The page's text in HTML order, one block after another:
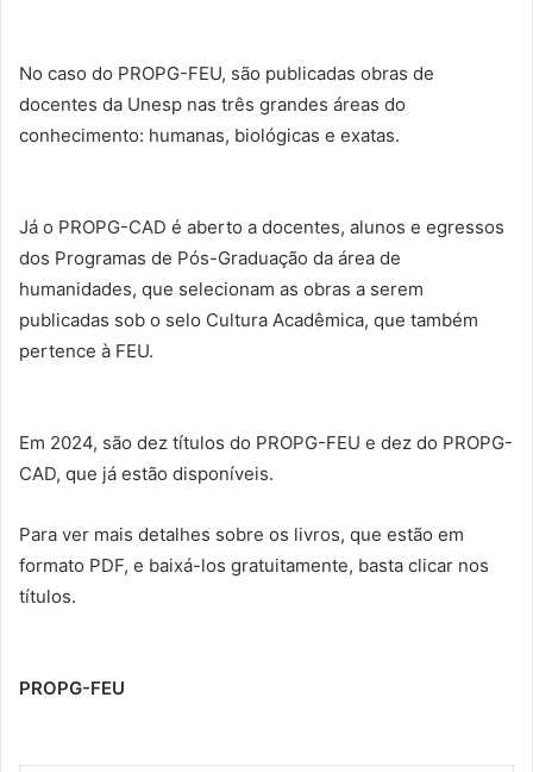
No caso do PROPG-FEU, são publicadas obras de
docentes da Unesp nas três grandes áreas do
conhecimento: humanas, biológicas e exatas.
Já o PROPG-CAD é aberto a docentes, alunos e egressos
dos Programas de Pós-Graduação da área de
humanidades, que selecionam as obras a serem
publicadas sob o selo Cultura Acadêmica, que também
pertence à FEU.
Em 2024, são dez títulos do PROPG-FEU e dez do PROPG-
CAD, que já estão disponíveis.
Para ver mais detalhes sobre os livros, que estão em
formato PDF, e baixá-los gratuitamente, basta clicar nos
títulos.
PROPG-FEU